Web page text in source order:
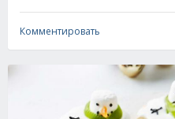
Комментировать